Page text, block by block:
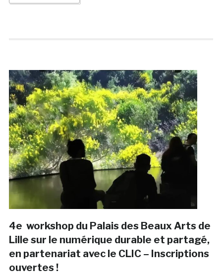
4e workshop du Palais des Beaux Arts de
Lille sur le numérique durable et partagé,
en partenariat avec le CLIC – Inscriptions
ouvertes !